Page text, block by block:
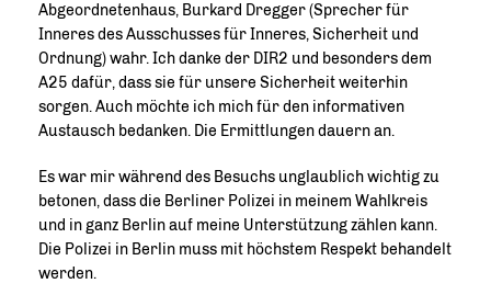
Abgeordnetenhaus, Burkard Dregger (Sprecher für
Inneres des Ausschusses für Inneres, Sicherheit und
Ordnung) wahr. Ich danke der DIR2 und besonders dem
A25 dafür, dass sie für unsere Sicherheit weiterhin
sorgen. Auch möchte ich mich für den informativen
Austausch bedanken. Die Ermittlungen dauern an.
Es war mir während des Besuchs unglaublich wichtig zu
betonen, dass die Berliner Polizei in meinem Wahlkreis
und in ganz Berlin auf meine Unterstützung zählen kann.
Die Polizei in Berlin muss mit höchstem Respekt behandelt
werden.